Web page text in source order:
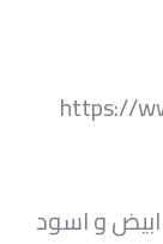
https://